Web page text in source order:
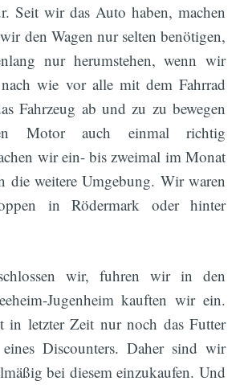
Seit wir das Auto haben, machen
den Wagen nur selten benötigen,
nur herumstehen, wenn wir
wie vor alle mit dem Fahrrad
Fahrzeug ab und zu zu bewegen
Motor auch einmal richtig
wir ein- bis zweimal im Monat
die weitere Umgebung. Wir waren
in Rödermark oder hinter
wir, fuhren wir in den
Jugenheim kauften wir ein.
in letzter Zeit nur noch das Futter
Discounters. Daher sind wir
bei diesem einzukaufen. Und